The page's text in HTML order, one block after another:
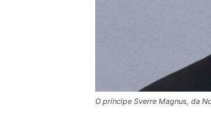
O príncipe Sverre Magnus, da